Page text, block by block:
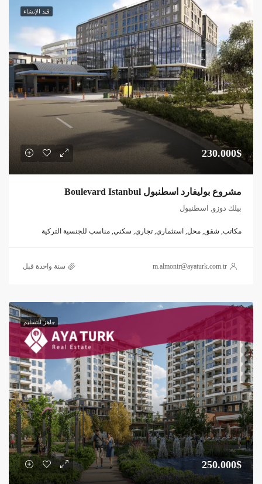
قيد الإنشاء
230.000$
مشروع بوليفارد اسطنبول Boulevard Istanbul
بيلك دوزو, اسطنبول
مكاتب, شقق, محل, استثماري, تجاري, سكني, مناسب للجنسية التركية
m.almonir@ayaturk.com.tr ‏سنة واحدة قبل
جاهز للتسليم
250.000$